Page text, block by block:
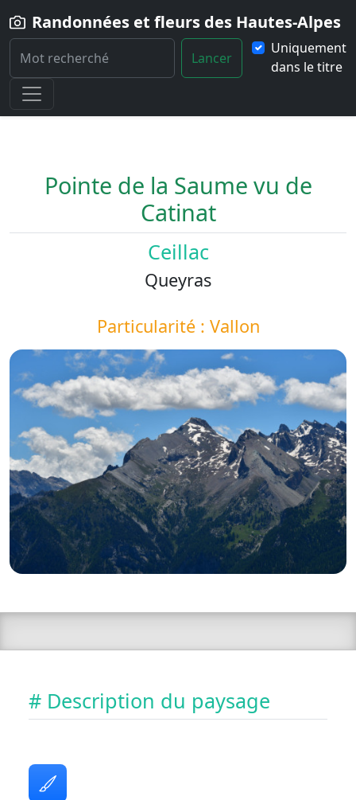
Randonnées et fleurs des Hautes-Alpes
Lancer
Uniquement
dans le titre
Home
Paysage Pointe-de-la-Saume-vu-de-Catinat
Pointe de la Saume vu de
Catinat
Ceillac
Queyras
Particularité : Vallon
# Description du paysage